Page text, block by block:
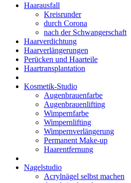
Haarausfall
Kreisrunder
durch Corona
nach der Schwangerschaft
Haarverdichtung
Haarverlängerungen
Perücken und Haarteile
Haartransplantation
Kosmetik-Studio
Augenbrauenfarbe
Augenbrauenlifting
Wimpernfarbe
Wimpernlifting
Wimpernverlängerung
Permanent Make-up
Haarentfernung
Nagelstudio
Acrylnägel selbst machen